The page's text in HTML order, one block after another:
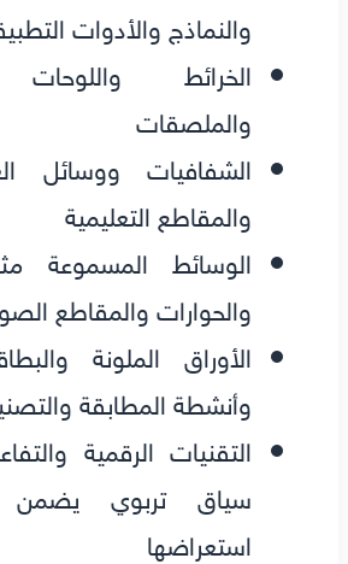
والنماذج والأدوات
الخرائط
والملصقات
الشفافيات ووسائل
والمقاطع التعليمية
الوسائط المسموعة
والحوارات والمقاطع
الأوراق الملونة
وأنشطة المطابقة
التقنيات الرقمية
سياق تربوي يضمن
استعراضها